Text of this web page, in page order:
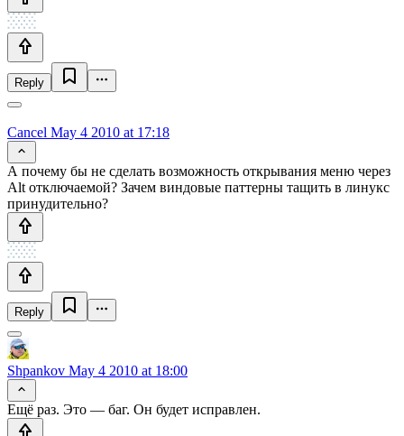
Reply
Cancel May 4 2010 at 17:18
А почему бы не сделать возможность открывания меню через
Alt отключаемой? Зачем виндовые паттерны тащить в линукс
принудительно?
Reply
Shpankov May 4 2010 at 18:00
Ещё раз. Это — баг. Он будет исправлен.